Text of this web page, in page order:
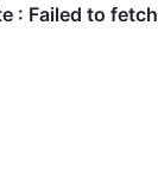
: Failed to fetch